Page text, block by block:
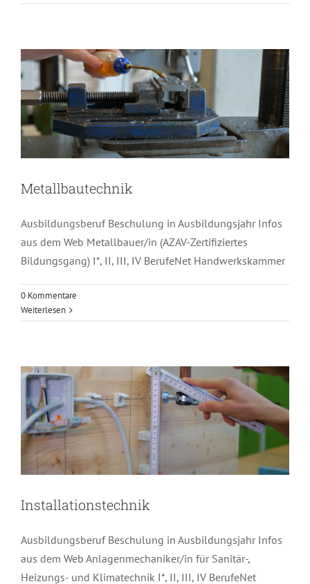
Metallbautechnik
Metallbautechnik
Ausbildungsberuf Beschulung in Ausbildungsjahr Infos
aus dem Web Metallbauer/in (AZAV-Zertifiziertes
Bildungsgang) I*, II, III, IV BerufeNet Handwerkskammer
0 Kommentare
Weiterlesen
Installationstechnik
Installationstechnik
Ausbildungsberuf Beschulung in Ausbildungsjahr Infos
aus dem Web Anlagenmechaniker/in für Sanitär-,
Heizungs- und Klimatechnik I*, II, III, IV BerufeNet